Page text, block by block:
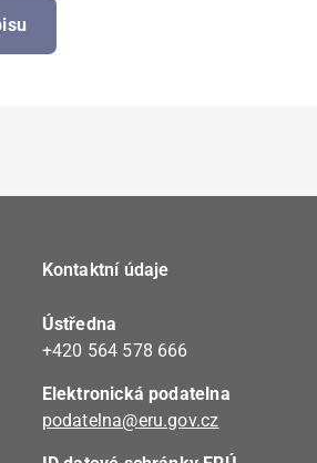
Kontaktní údaje
Ústředna
+420 564 578 666
Elektronická podatelna
podatelna@eru.gov.cz